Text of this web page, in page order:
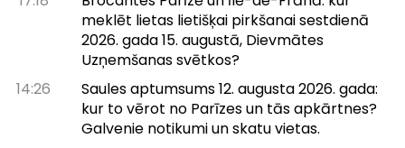
meklēt lietas lietišķai pirkšanai sestdienā
2026. gada 15. augustā, Dievmātes
Uzņemšanas svētkos?
14:26
Saules aptumsums 12. augusta 2026. gada:
kur to vērot no Parīzes un tās apkārtnes?
Galvenie notikumi un skatu vietas.